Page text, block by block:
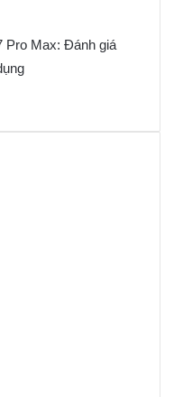
Pro Max: Đánh giá